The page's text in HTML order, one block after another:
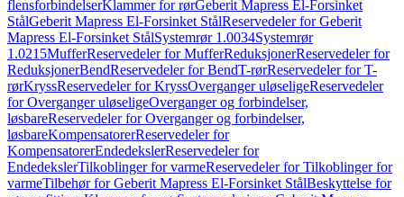
flensforbindelserKlammer for rørGeberit Mapress El-Forsinket
StålGeberit Mapress El-Forsinket StålReservedeler for Geberit
Mapress El-Forsinket StålSystemrør 1.0034Systemrør
1.0215MufferReservedeler for MufferReduksjonerReservedeler for
ReduksjonerBendReservedeler for BendT-rørReservedeler for T-
rørKryssReservedeler for KryssOverganger uløseligeReservedeler
for Overganger uløseligeOverganger og forbindelser,
løsbareReservedeler for Overganger og forbindelser,
løsbareKompensatorerReservedeler for
KompensatorerEndedekslerReservedeler for
EndedekslerTilkoblinger for varmeReservedeler for Tilkoblinger for
varmeTilbehør for Geberit Mapress El-Forsinket StålBeskyttelse for